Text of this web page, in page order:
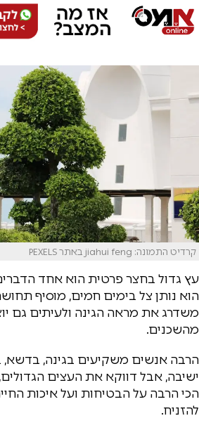
קרדיט התמונה: jiahui feng באתר PEXELS
עץ גדול בחצר פרטית הוא אחד
הוא נותן צל בימים חמים, מוסיף
משדרג את מראה הגינה ולעיתים גם
מהשכנים.
הרבה אנשים משקיעים בגינה, בדשא,
ישיבה, אבל דווקא את העצים
הכי הרבה על הבטיחות ועל איכות
להזניח.